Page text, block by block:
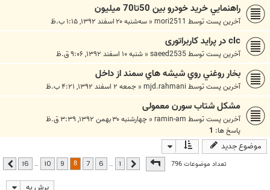
راهنمايي خريد خودرو بين 50تا70 ميليون
آخرین پست توسطmori2511
« سه‌شنبه ۲۰ اسفند ۱۳۹۲, ۱:۱۵ ب.ظ
clc در پراید کاربراتوری
آخرین پست توسطsaeed2535
« شنبه ۱۰ اسفند ۱۳۹۲, ۹:۰۶ ق.ظ
بخار روغني روي شيشه هاي سمند از داخل
آخرین پست توسطmjd.rahmani
« جمعه ۲ اسفند ۱۳۹۲, ۴:۲۱ ب.ظ
مشکل شتاب سورن معمولی
آخرین پست توسطramin-am
« چهارشنبه ۳۰ بهمن ۱۳۹۲, ۳:۳۹ ق.ظ
پاسخ ها: 1
موضوع جدید
تعداد موضوعات 796صفحه از16 قبلی …
6
7
8
9
10
…
16 بعدی
پرش به